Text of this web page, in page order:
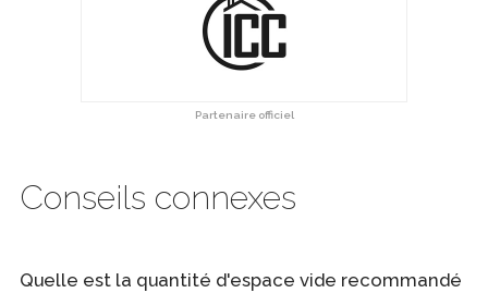
Partenaire officiel
Conseils connexes
Quelle est la quantité d'espace vide recommandé